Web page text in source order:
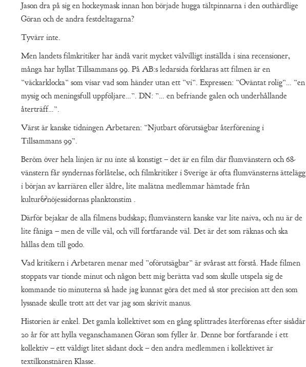
Jason dra på sig en hockeymask innan hon började hugga tältpinnarna i den outhärdlige
Göran och de andra festdeltagarna?
Tyvärr inte.
Men landets filmkritiker har ändå varit mycket välvilligt inställda i sina recensioner,
många har hyllat Tillsammans 99. På AB:s ledarsida förklaras att filmen är en
”väckarklocka” som visar vad som händer utan ett ”vi”. Expressen: ”Oväntat rolig”… ”en
mysig och meningsfull uppföljare…”. DN: ”… en befriande galen och underhållande
återträff…”.
Värst är kanske tidningen Arbetaren: ”Njutbart oförutsägbar återförening i
Tillsammans 99”.
Beröm över hela linjen är nu inte så konstigt – det är en film där flumvänstern och 68-
vänstern får syndernas förlåtelse, och filmkritiker i Sverige är ofta flumvänsterns ättelägg
i början av karriären eller äldre, lite malätna medlemmar hämtade från
kultur&nöjessidornas planktonstim .
Därför bejakar de alla filmens budskap; flumvänstern kanske var lite naiva, och nu är de
lite fåniga – men de ville väl, och vill fortfarande väl. Det är det som räknas och ska
hållas dem till godo.
Vad kritikern i Arbetaren menar med ”oförutsägbar” är svårast att förstå. Hade filmen
stoppats var tionde minut och någon bett mig berätta vad som skulle utspela sig de
kommande tio minuterna så hade jag kunnat göra det med så stor precision att den som
lyssnade skulle trott att det var jag som skrivit manus.
Historien är enkel. Det gamla kollektivet som en gång splittrades återförenas efter sisådär
20 år för att hylla veganschamanen Göran som fyller år. Denne bor fortfarande i ett
kollektiv – ett väldigt litet sådant dock – den andra medlemmen i kollektivet är
textilkonstnären Klasse.